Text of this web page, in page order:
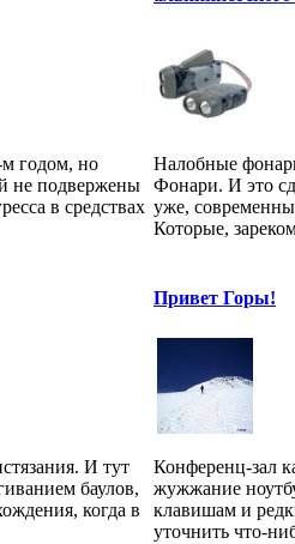
м годом, но
не подвержены
в средствах
Налобные
Фонари. И это
уже,
Которые,
И тут
баулов,
когда в
Привет Горы!
Конференц-зал
жужжание
клавишам и
уточнить что-